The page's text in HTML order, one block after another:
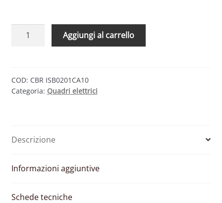
ISB0201CA10
IN
1
Aggiungi al carrello
COD: CBR ISB0201CA10
Categoria: Quadri elettrici
Descrizione
Informazioni aggiuntive
Schede tecniche